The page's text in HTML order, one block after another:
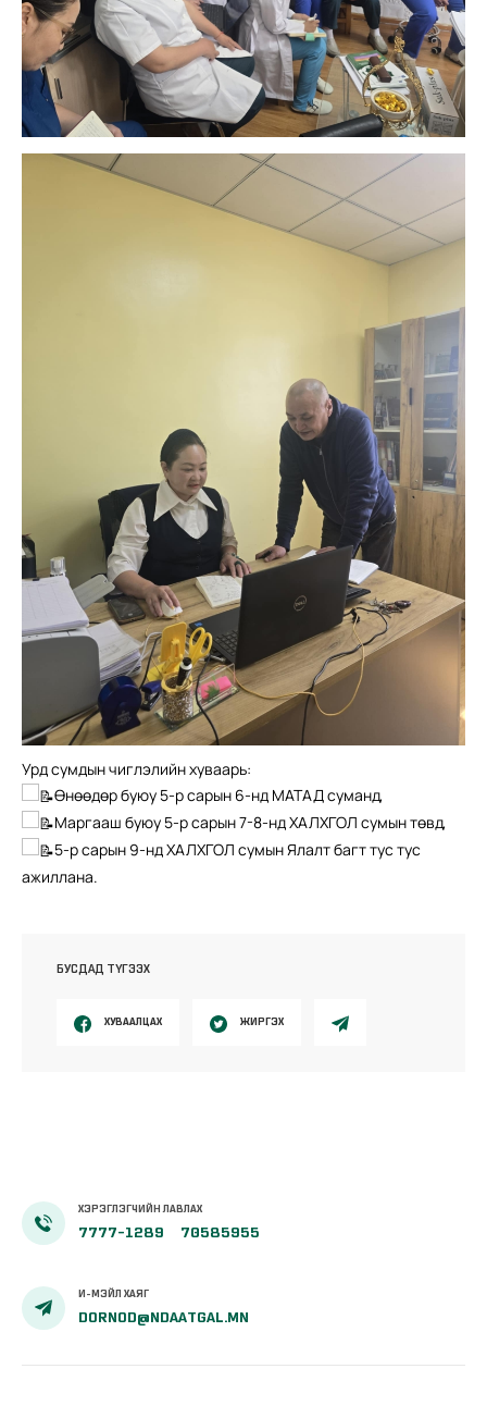
Урд сумдын чиглэлийн хуваарь:
Өнөөдөр буюу 5-р сарын 6-нд МАТАД суманд,
Маргааш буюу 5-р сарын 7-8-нд ХАЛХГОЛ сумын төвд,
5-р сарын 9-нд ХАЛХГОЛ сумын Ялалт багт тус тус
ажиллана.
БУСДАД ТҮГЭЭХ
ХУВААЛЦАХ ЖИРГЭХ
ХЭРЭГЛЭГЧИЙН ЛАВЛАХ
7777-1289 70585955
И-МЭЙЛ ХАЯГ
DORNOD@NDAATGAL.MN